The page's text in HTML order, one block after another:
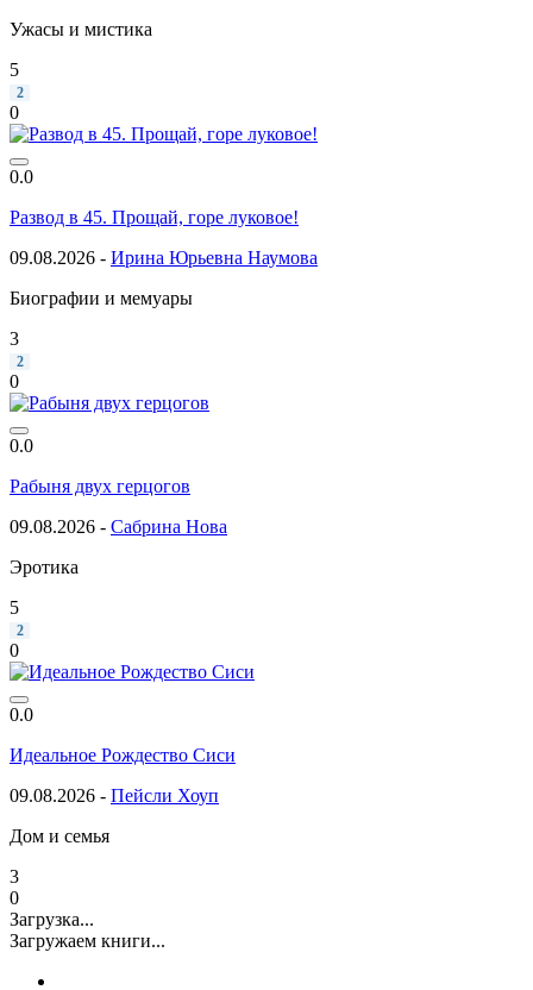
Ужасы и мистика
5
2
0
0.0
Развод в 45. Прощай, горе луковое!
09.08.2026 - Ирина Юрьевна Наумова
Биографии и мемуары
3
2
0
0.0
Рабыня двух герцогов
09.08.2026 - Сабрина Нова
Эротика
5
2
0
0.0
Идеальное Рождество Сиси
09.08.2026 - Пейсли Хоуп
Дом и семья
3
0
Загрузка...
Загружаем книги...